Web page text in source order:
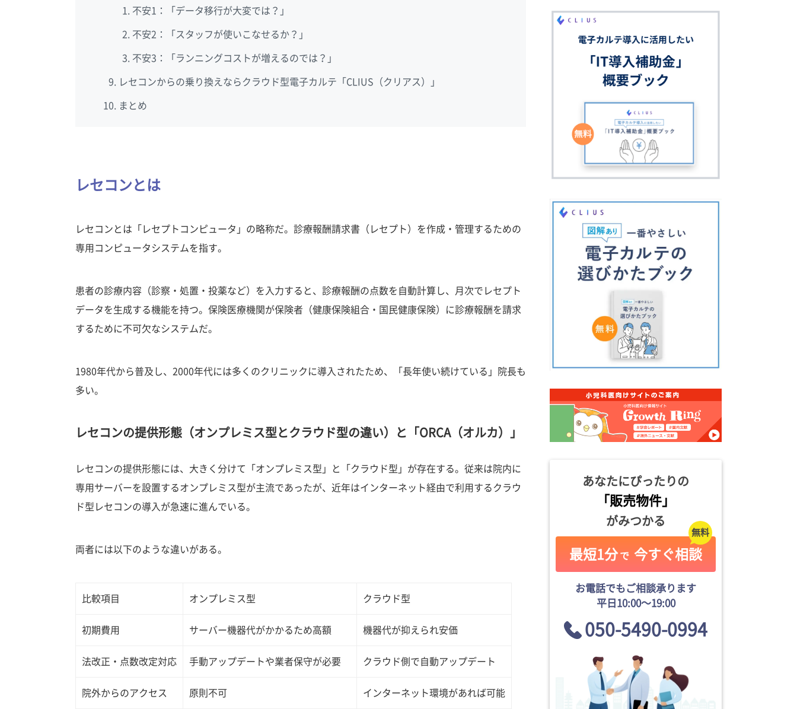
不安1：「データ移行が大変では？」
不安2：「スタッフが使いこなせるか？」
不安3：「ランニングコストが増えるのでは？」
レセコンからの乗り換えならクラウド型電子カルテ「CLIUS（クリアス）」
まとめ
レセコンとは
レセコンとは「レセプトコンピュータ」の略称だ。診療報酬請求書（レセプト）を作成・管理するための
専用コンピュータシステムを指す。
患者の診療内容（診察・処置・投薬など）を入力すると、診療報酬の点数を自動計算し、月次でレセプト
データを生成する機能を持つ。保険医療機関が保険者（健康保険組合・国民健康保険）に診療報酬を請求
するために不可欠なシステムだ。
1980年代から普及し、2000年代には多くのクリニックに導入されたため、「長年使い続けている」院長も
多い。
レセコンの提供形態（オンプレミス型とクラウド型の違い）と「ORCA（オルカ）」
レセコンの提供形態には、大きく分けて「オンプレミス型」と「クラウド型」が存在する。従来は院内に
専用サーバーを設置するオンプレミス型が主流であったが、近年はインターネット経由で利用するクラウ
ド型レセコンの導入が急速に進んでいる。
両者には以下のような違いがある。
比較項目 オンプレミス型 クラウド型
初期費用 サーバー機器代がかかるため高額 機器代が抑えられ安価
法改正・点数改定対応 手動アップデートや業者保守が必要 クラウド側で自動アップデート
院外からのアクセス 原則不可 インターネット環境があれば可能
あなたにぴったりの
「販売物件」
がみつかる
最短1分 で 今すぐ相談
お電話でもご相談承ります
平日10:00〜19:00
050-5490-0994